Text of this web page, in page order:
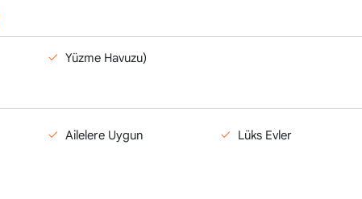
Yüzme Havuzu)
Ailelere Uygun Lüks Evler